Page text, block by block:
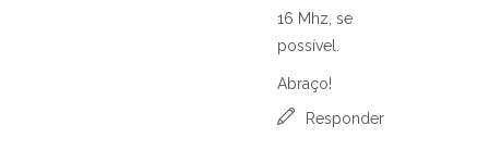
16 Mhz, se
possível.
Abraço!
Responder